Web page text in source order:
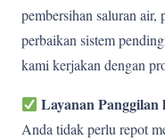
pembersihan saluran air,
perbaikan sistem
kami kerjakan dengan
Layanan Panggilan
Anda tidak perlu repot